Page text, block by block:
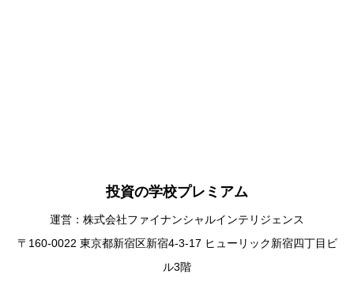
投資の学校プレミアム
運営：株式会社ファイナンシャルインテリジェンス
〒160-0022 東京都新宿区新宿4-3-17 ヒューリック新宿四丁目ビ
ル3階